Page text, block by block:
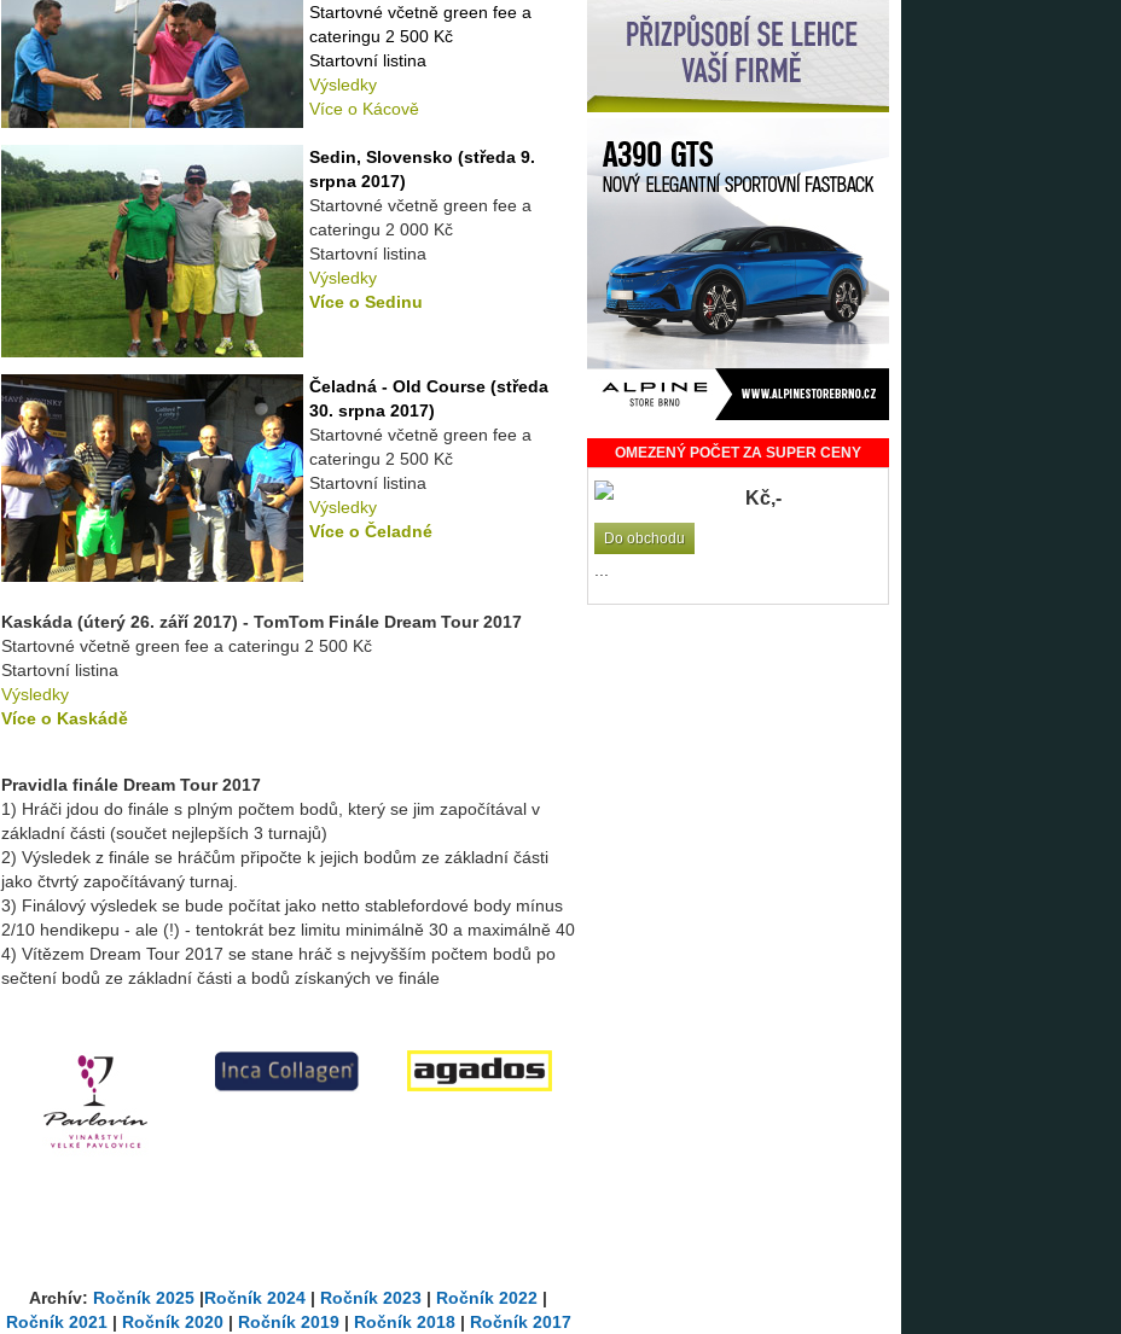
Startovné včetně green fee a
cateringu 2 500 Kč
Startovní listina
Výsledky
Více o Kácově
Sedin, Slovensko (středa 9.
srpna 2017)
Startovné včetně green fee a
cateringu 2 000 Kč
Startovní listina
Výsledky
Více o Sedinu
Čeladná - Old Course (středa
30. srpna 2017)
Startovné včetně green fee a
cateringu 2 500 Kč
Startovní listina
Výsledky
Více o Čeladné
Kaskáda (úterý 26. září 2017) - TomTom Finále Dream Tour 2017
Startovné včetně green fee a cateringu 2 500 Kč
Startovní listina
Výsledky
Více o Kaskádě
Pravidla finále Dream Tour 2017
1) Hráči jdou do finále s plným počtem bodů, který se jim započítával v
základní části (součet nejlepších 3 turnajů)
2) Výsledek z finále se hráčům připočte k jejich bodům ze základní části
jako čtvrtý započítávaný turnaj.
3) Finálový výsledek se bude počítat jako netto stablefordové body mínus
2/10 hendikepu - ale (!) - tentokrát bez limitu minimálně 30 a maximálně 40
4) Vítězem Dream Tour 2017 se stane hráč s nejvyšším počtem bodů po
sečtení bodů ze základní části a bodů získaných ve finále
Archív: Ročník 2025 |Ročník 2024 | Ročník 2023 | Ročník 2022 |
Ročník 2021| Ročník 2020| Ročník 2019| Ročník 2018| Ročník 2017
OMEZENÝ POČET ZA SUPER CENY
Kč,-
Do obchodu